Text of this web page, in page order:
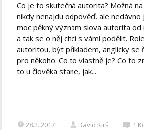
Co je to skutečná autorita? Možná
nikdy nenajdu odpověď, ale
moc pěkný význam slova autorita od
a tak se o něj chci s vámi podělit.
autoritou, být příkladem, anglicky se
pro někoho. Co to vlastně je? Co to
to u člověka stane, jak...
28.2. 2017 David Kirš 1